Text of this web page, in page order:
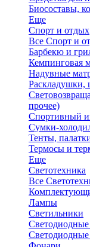
Биосоставы,
Еще
Спорт и отдых
Все Спорт и
Барбекю и
Кемпинговая
Надувные
Раскладушки,
прочее)
Спортивный
Сумки-
Тенты,
Термосы и
Еще
Светотехника
Все
Лампы
Светильники